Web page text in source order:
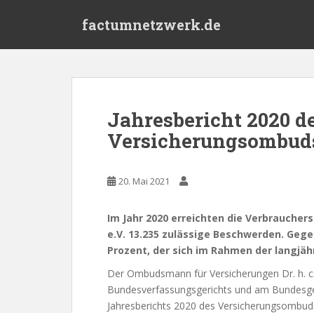
factumnetzwerk.de
Jahresbericht 2020
20. Mai 2021
Im Jahr 2020 erreichten die
e.V. 13.235 zulässige Beschwerden.
Prozent, der sich im Rahmen der
Der Ombudsmann für Versicherungen Dr. h.
Bundesverfassungsgerichts und am
Jahresberichts 2020 des